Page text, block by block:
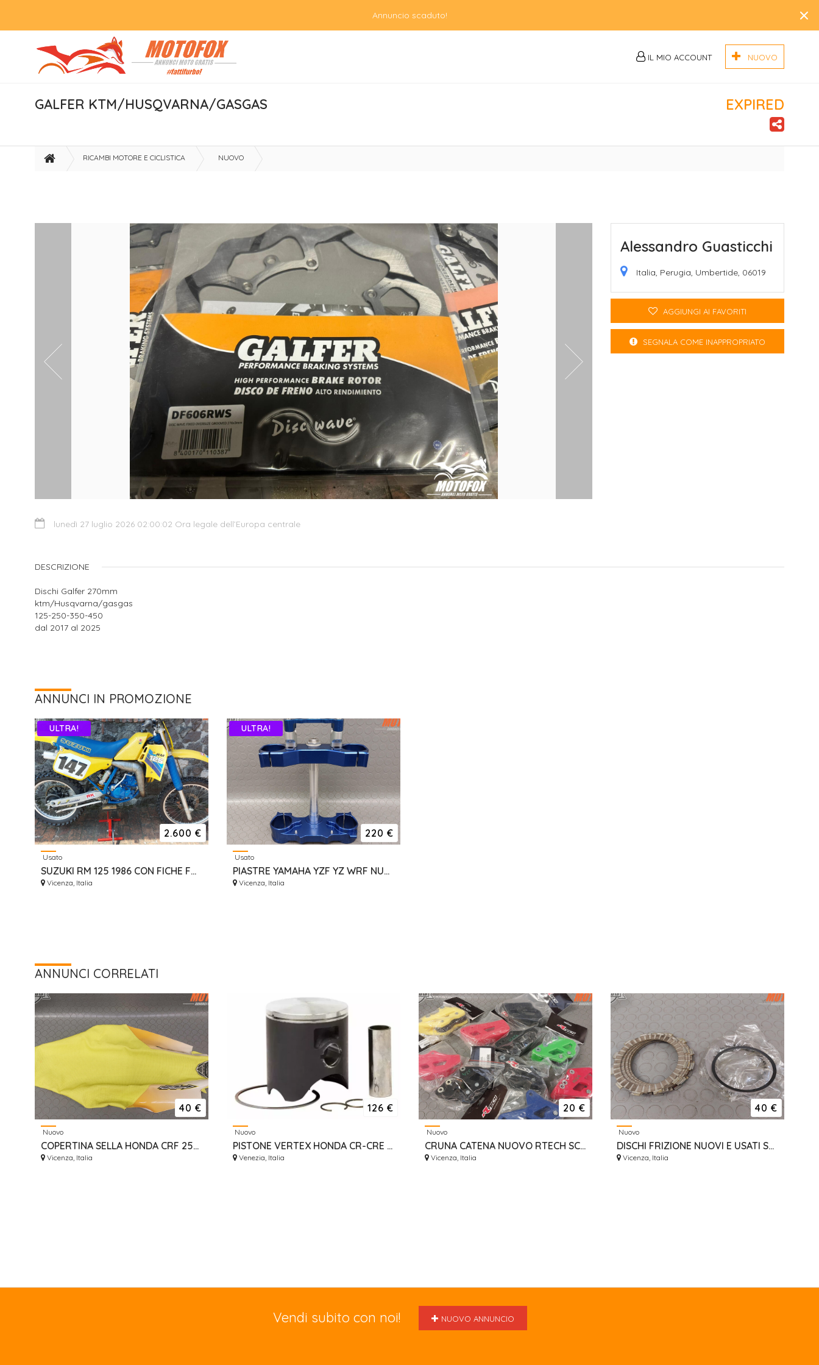
×
Annuncio scaduto!
IL MIO ACCOUNT NUOVO
GALFER KTM/HUSQVARNA/GASGAS EXPIRED
RICAMBI MOTORE E CICLISTICA NUOVO
Alessandro Guasticchi
Italia, Perugia, Umbertide, 06019
AGGIUNGI AI FAVORITI
SEGNALA COME INAPPROPRIATO
lunedì 27 luglio 2026 02:00:02 Ora legale dell’Europa centrale
DESCRIZIONE
Dischi Galfer 270mm
ktm/Husqvarna/gasgas
125-250-350-450
dal 2017 al 2025
ANNUNCI IN PROMOZIONE
2.600 €
ULTRA!
Usato
SUZUKI RM 125 1986 CON FICHE FMI DA VETRINA
Vicenza, Italia
220 €
ULTRA!
Usato
PIASTRE YAMAHA YZF YZ WRF NUOVE ERGAL GECO RISER
Vicenza, Italia
ANNUNCI CORRELATI
40 €
Nuovo
COPERTINA SELLA HONDA CRF 250 2013/2017 SEAT SEDILE NUOVA
Vicenza, Italia
126 €
Nuovo
PISTONE VERTEX HONDA CR-CRE 250 97-01 SIZE A
Venezia, Italia
20 €
Nuovo
CRUNA CATENA NUOVO RTECH SCONTO HONDA YAMAHA SUZUKI KAWASAKI KTM GAS GAS SHERCO
Vicenza, Italia
40 €
Nuovo
DISCHI FRIZIONE NUOVI E USATI SUGHERO ALLUMINIO HONDA CR CRF
Vicenza, Italia
Vendi subito con noi! NUOVO ANNUNCIO